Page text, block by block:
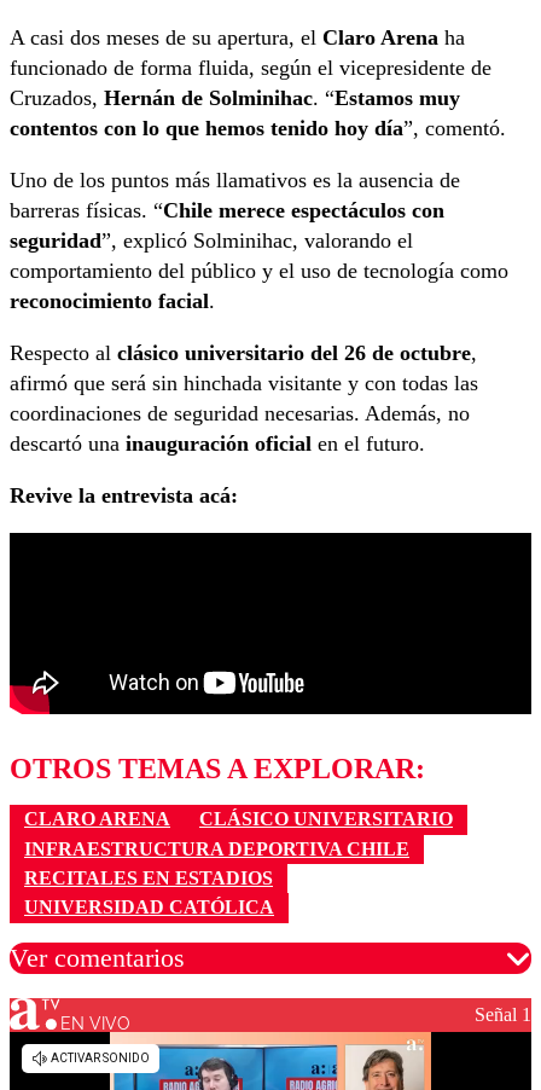
A casi dos meses de su apertura, el Claro Arena ha
funcionado de forma fluida, según el vicepresidente de
Cruzados, Hernán de Solminihac. “Estamos muy
contentos con lo que hemos tenido hoy día”, comentó.
Uno de los puntos más llamativos es la ausencia de
barreras físicas. “Chile merece espectáculos con
seguridad”, explicó Solminihac, valorando el
comportamiento del público y el uso de tecnología como
reconocimiento facial.
Respecto al clásico universitario del 26 de octubre,
afirmó que será sin hinchada visitante y con todas las
coordinaciones de seguridad necesarias. Además, no
descartó una inauguración oficial en el futuro.
Revive la entrevista acá:
OTROS TEMAS A EXPLORAR:
CLARO ARENA
CLÁSICO UNIVERSITARIO
INFRAESTRUCTURA DEPORTIVA CHILE
RECITALES EN ESTADIOS
UNIVERSIDAD CATÓLICA
Ver comentarios
Los comentarios son moderados para garantizar un
diálogo respetuoso.
EN VIVO Señal 1